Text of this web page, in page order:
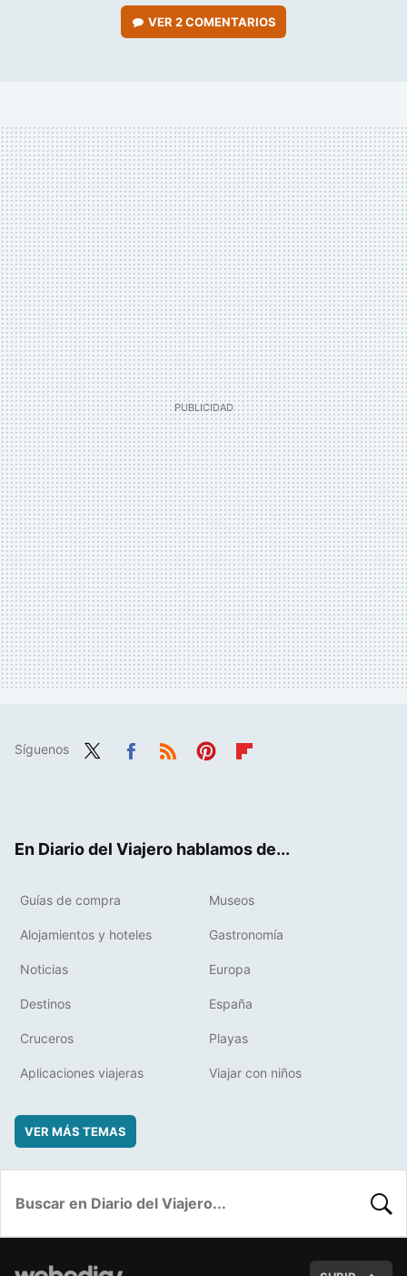
VER2 COMENTARIOS
Síguenos
En Diario del Viajero hablamos de...
Guías de compra Museos
Alojamientos y hoteles Gastronomía
Noticias Europa
Destinos España
Cruceros Playas
Aplicaciones viajeras Viajar con niños
VER MÁS TEMAS